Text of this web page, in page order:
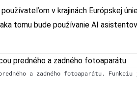
v krajinách Európskej
tomu bude používanie AI
a zadného fotoaparátu.